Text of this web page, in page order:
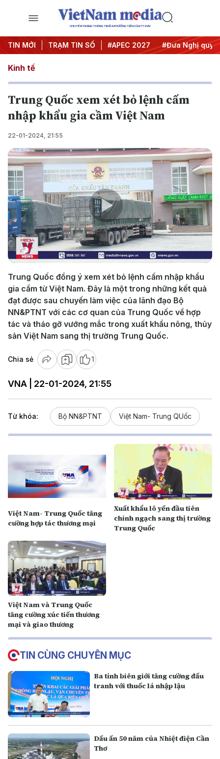
CHUYÊN TRANG THÔNG TIN ĐA PHƯƠNG TIỆN CỦA TTXVN
TIN MỚI TRẠM TIN SỐ
#Hội nghị Trung ương 3 #APEC 2027 #Đưa Nghị quyết
Kinh tế
Trung Quốc xem xét bỏ lệnh cấm
nhập khẩu gia cầm Việt Nam
22-01-2024, 21:55
Play
Video
Trung Quốc đồng ý xem xét bỏ lệnh cấm nhập khẩu
gia cầm từ Việt Nam. Đây là một trong những kết quả
đạt được sau chuyến làm việc của lãnh đạo Bộ
NN&PTNT với các cơ quan của Trung Quốc về hợp
tác và tháo gỡ vướng mắc trong xuất khẩu nông, thủy
sản Việt Nam sang thị trường Trung Quốc.
Chia sẻ 1
VNA | 22-01-2024, 21:55
Từ khóa: Bộ NN&PTNT Việt Nam- Trung QUốc
Việt Nam- Trung Quốc tăng
cường hợp tác thương mại
Xuất khẩu lô yến đầu tiên
chính ngạch sang thị trường
Trung Quốc
Việt Nam và Trung Quốc
tăng cường xúc tiến thương
mại và giao thương
TIN CÙNG CHUYÊN MỤC
Ba tỉnh biên giới tăng cường đấu
tranh với thuốc lá nhập lậu
Dấu ấn 50 năm của Nhiệt điện Cần
Thơ